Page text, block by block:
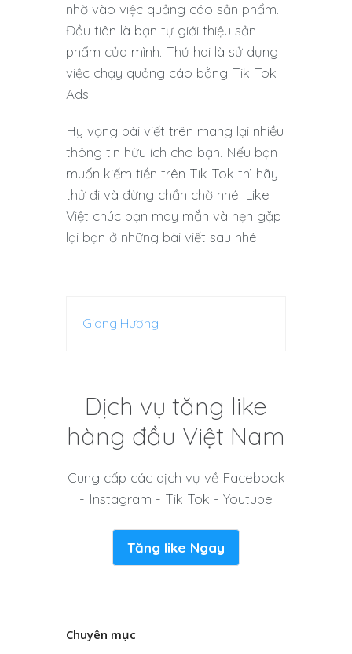
nhờ vào việc quảng cáo sản phẩm.
Đầu tiên là bạn tự giới thiệu sản
phẩm của mình. Thứ hai là sử dụng
việc chạy quảng cáo bằng Tik Tok
Ads.
Hy vọng bài viết trên mang lại nhiều
thông tin hữu ích cho bạn. Nếu bạn
muốn kiếm tiền trên Tik Tok thì hãy
thử đi và đừng chần chờ nhé! Like
Việt chúc bạn may mắn và hẹn gặp
lại bạn ở những bài viết sau nhé!
Giang Hương
Dịch vụ tăng like
hàng đầu Việt Nam
Cung cấp các dịch vụ về Facebook
- Instagram - Tik Tok - Youtube
Tăng like Ngay
Chuyên mục